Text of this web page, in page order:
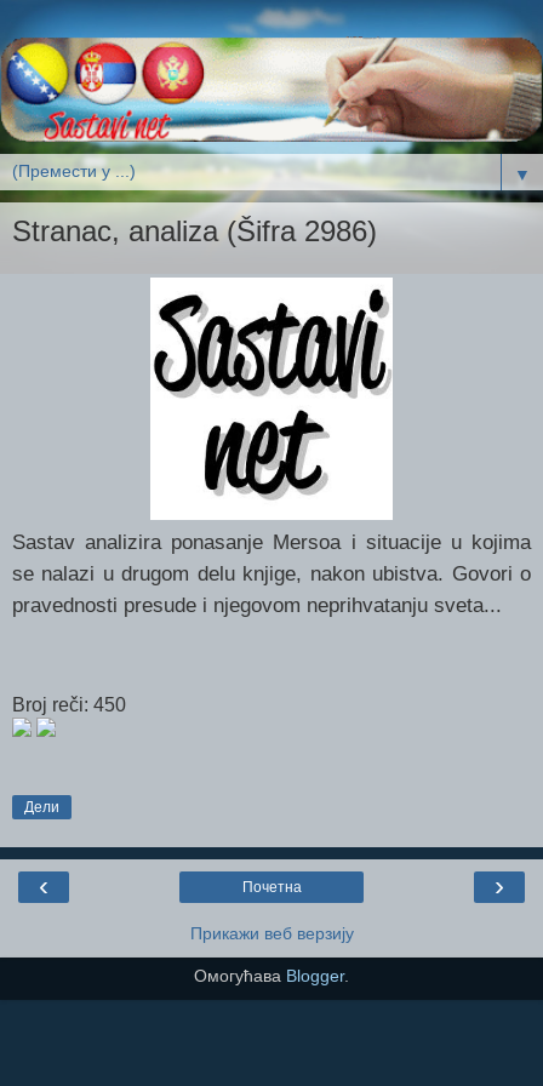
▼
Stranac, analiza (Šifra 2986)
Sastav analizira ponasanje Mersoa i situacije u kojima
se nalazi u drugom delu knjige, nakon ubistva. Govori o
pravednosti presude i njegovom neprihvatanju sveta...
Broj reči: 450
Дели
‹ ›
Почетна
Прикажи веб верзију
Омогућава Blogger.